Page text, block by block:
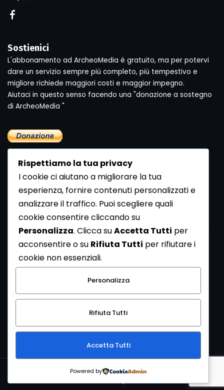
Sostienici
L'abbonamento ad ArcheoMedia è gratuito, ma per potervi
dare un servizio sempre più completo, più tempestivo e
migliore richiede maggiori costi e maggior impegno.
Aiutaci in questo senso facendo una "donazione a sostegno
di ArcheoMedia "
Newsletter
Se vuoi ricevere la Rivista gratuita di archeologia realizzata
dalla Redazione di ArcheoMedia iscriviti alla nostra
Newsletter [Clicca Qui]
Con l'invio del messaggio l'utente dichiara di aver letto
l’informativa sulla privacy e di acconsentire al trattamento
dei propri dati personali.
Copyright © 1999-2026Mediares S.c.PI 07341730013 - [
Rispettiamo la tua privacy
I cookie ci aiutano a migliorare la tua
esperienza, fornire contenuti personalizzati e
analizzare il traffico. Puoi scegliere quali
cookie consentire cliccando su
Personalizza. Clicca suAccetta Tutti per
acconsentire o su Rifiuta Tutti per rifiutare i
cookie non essenziali.
Personalizza
Rifiuta Tutti
Accetta Tutti
Powered by